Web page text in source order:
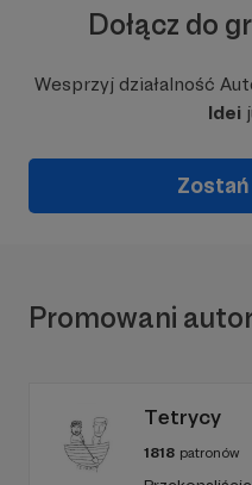
Dołącz do
Wesprzyj działalność
Idei
Promowani
Tetrycy
1818 patronów